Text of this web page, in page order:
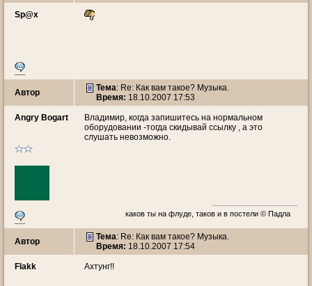
Sp@x
Автор Тема: Re: Как вам такое? Музыка.
Время: 18.10.2007 17:53
Angry Bogart
Владимир, когда запишитесь на нормальном
оборудовании -тогда скидывай ссылку , а это
слушать невозможно.
каков ты на флуде, таков и в постели © Падла
Автор Тема: Re: Как вам такое? Музыка.
Время: 18.10.2007 17:54
Flakk Ахтунг!!